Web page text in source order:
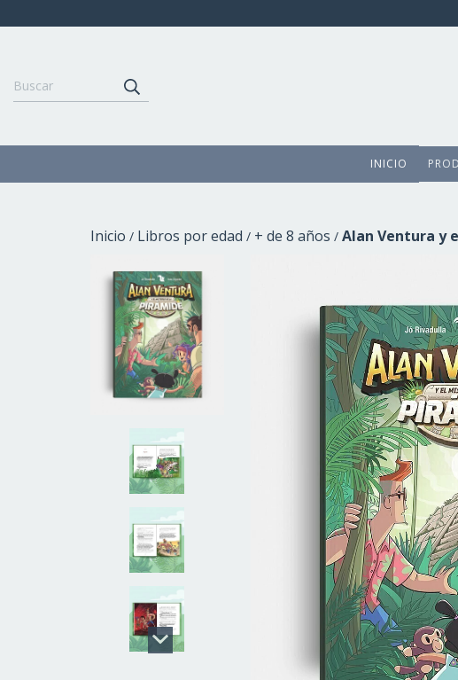
INICIO
Inicio / Libros por edad / + de 8 años / Alan Ventura y